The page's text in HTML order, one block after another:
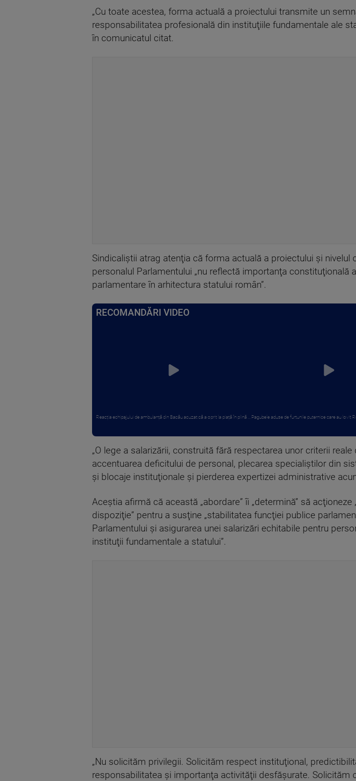
„Cu toate acestea, forma actuală a proiectului transmite un
responsabilitatea profesională din instituţiile fundamentale ale
în comunicatul citat.
Sindicaliştii atrag atenţia că forma actuală a proiectului şi
personalul Parlamentului „nu reflectă importanţa constituţională
parlamentare în arhitectura statului român”.
RECOMANDĂRI VIDEO
Reacția echipajului de ambulanță din Bacău acuzat că a oprit la piață în plină ... Pagubele aduse de furtunile puternice care au lovit
„O lege a salarizării, construită fără respectarea unor criterii
accentuarea deficitului de personal, plecarea specialiştilor din
şi blocaje instituţionale şi pierderea expertizei administrative
Aceştia afirmă că această „abordare” îi „determină” să
dispoziţie” pentru a susţine „stabilitatea funcţiei publice
Parlamentului şi asigurarea unei salarizări echitabile pentru
instituţii fundamentale a statului”.
„Nu solicităm privilegii. Solicităm respect instituţional,
responsabilitatea şi importanţa activităţii desfăşurate. Solicităm